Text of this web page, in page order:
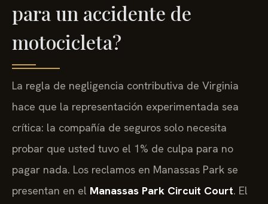
para un accidente de
motocicleta?
La regla de negligencia contributiva de Virginia
hace que la representación experimentada sea
crítica: la compañía de seguros solo necesita
probar que usted tuvo el 1% de culpa para no
pagar nada. Los reclamos en Manassas Park se
presentan en el Manassas Park Circuit Court. El